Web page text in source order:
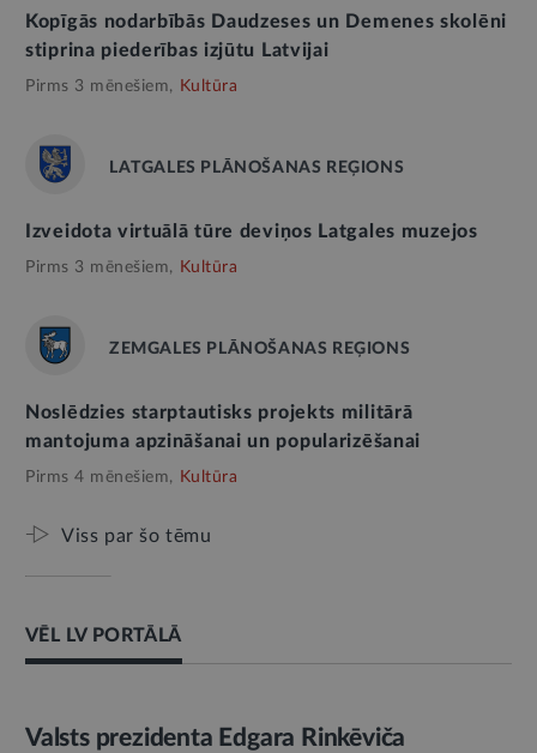
Kopīgās nodarbībās Daudzeses un Demenes skolēni
stiprina piederības izjūtu Latvijai
Pirms 3 mēnešiem, Kultūra
LATGALES PLĀNOŠANAS REĢIONS
Izveidota virtuālā tūre deviņos Latgales muzejos
Pirms 3 mēnešiem, Kultūra
ZEMGALES PLĀNOŠANAS REĢIONS
Noslēdzies starptautisks projekts militārā
mantojuma apzināšanai un popularizēšanai
Pirms 4 mēnešiem, Kultūra
Viss par šo tēmu
VĒL LV PORTĀLĀ
AMATPERSONAS RUNA
Valsts prezidenta Edgara Rinkēviča